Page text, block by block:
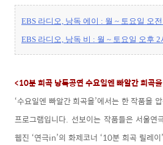
EBS 라디오, 낭독 에이 : 월 ~ 토요일 오
EBS 라디오, 낭독 비 : 월 ~ 토요일 오후 2
<10분 희곡 낭독공연 수요일엔 빠알간 희곡
‘수요일엔 빠알간 희곡을’에서는 한 작품을
프로그램입니다. 선보이는 작품들은 서울연
웹진 ‘연극in’의 화제코너 ‘10분 희곡 릴레